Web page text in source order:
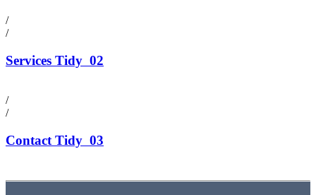
/
/
Services Tidy 02
/
/
Contact Tidy 03